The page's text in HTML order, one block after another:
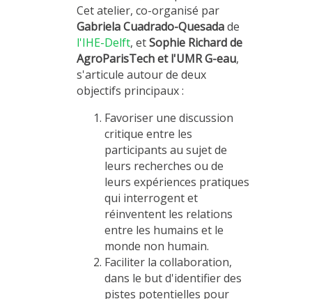
Cet atelier, co-organisé par
Gabriela Cuadrado-Quesadade
l'IHE-Delft, etSophie Richard de
AgroParisTech et l'UMR G-eau,
s'articule autour de deux
objectifs principaux :
Favoriser une discussion
critique entre les
participants au sujet de
leurs recherches ou de
leurs expériences pratiques
qui interrogent et
réinventent les relations
entre les humains et le
monde non humain.
Faciliter la collaboration,
dans le but d'identifier des
pistes potentielles pour